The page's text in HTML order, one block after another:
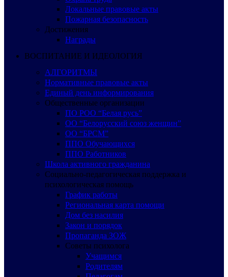
Локальные правовые акты
Пожарная безопасность
Достижения
Награды
ВОСПИТАНИЕ И ИДЕОЛОГИЯ
АЛГОРИТМЫ
Нормативные правовые акты
Единый день информирования
Общественные организации
ПО РОО “Белая русь”
ОО “Белорусский союз женщин”
ОО “БРСМ”
ППО Обучающихся
ППО Работников
Школа активного гражданина
Социально-педагогическая поддержка и
психологическая помощь
График работы
Региональная карта помощи
Дом без насилия
Закон и порядок
Пропаганда ЗОЖ
Советы психолога
Учащимся
Родителям